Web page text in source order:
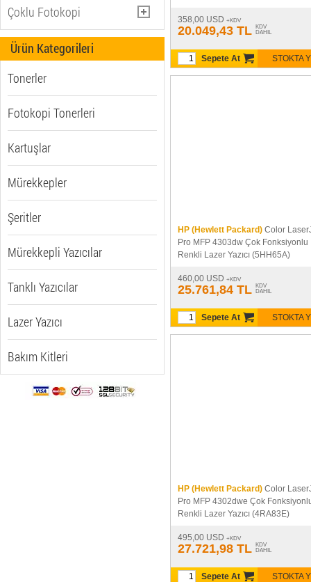
Otomatik (38)
Çoklu Fotokopi
Evet / Var (47)
Ürün Kategorileri
Tonerler
Fotokopi Tonerleri
Kartuşlar
Mürekkepler
Şeritler
Mürekkepli Yazıcılar
Tanklı Yazıcılar
Lazer Yazıcı
Bakım Kitleri
358,00 USD +KDV
20.049,43 TL
KDV
DAHIL
STOKTA
Sepete At
HP (Hewlett Packard) Color
Pro MFP 4303dw Çok Fonksiyonlu
Renkli Lazer Yazıcı (5HH65A)
460,00 USD +KDV
25.761,84 TL
KDV
DAHIL
STOKTA
Sepete At
HP (Hewlett Packard) Color
Pro MFP 4302dwe Çok
Renkli Lazer Yazıcı (4RA83E)
495,00 USD +KDV
27.721,98 TL
KDV
DAHIL
STOKTA
Sepete At